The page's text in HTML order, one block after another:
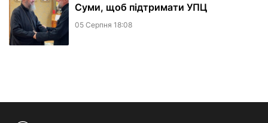
Суми, щоб підтримати УПЦ
05 Серпня 18:08